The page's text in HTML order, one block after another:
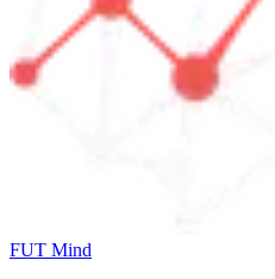
FUT Mind